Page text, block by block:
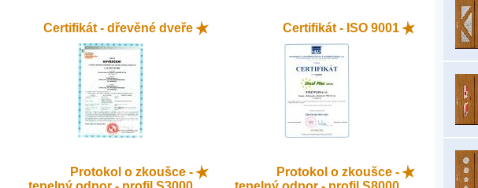
Certifikát - dřevěné dveře Certifikát - ISO 9001
Protokol o zkoušce -
Protokol o zkoušce -